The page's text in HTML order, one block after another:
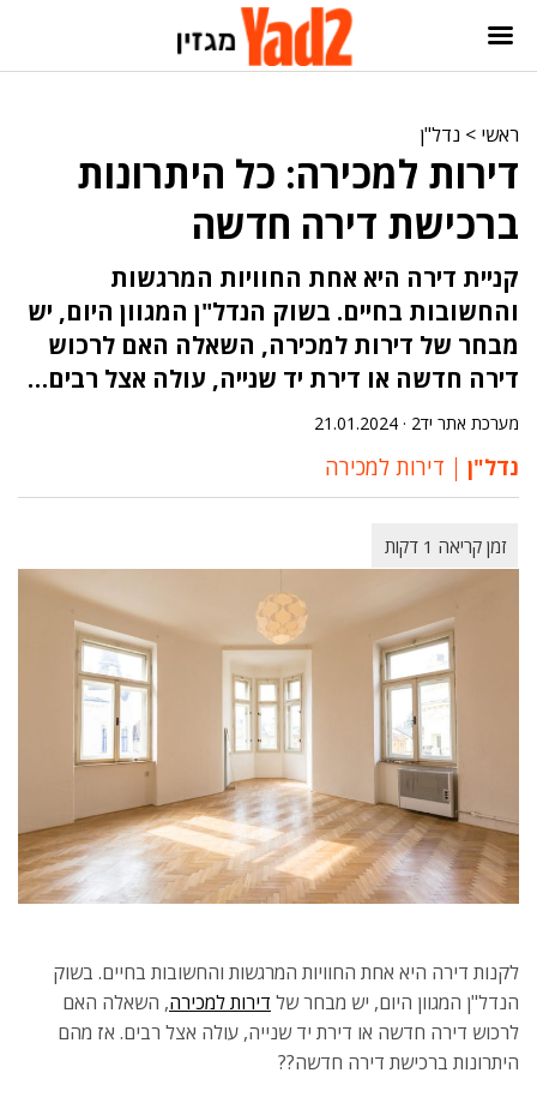
ראשי > נדל"ן
דירות למכירה: כל היתרונות
ברכישת דירה חדשה
קניית דירה היא אחת החוויות המרגשות
והחשובות בחיים. בשוק הנדל"ן המגוון היום, יש
מבחר של דירות למכירה, השאלה האם לרכוש
דירה חדשה או דירת יד שנייה, עולה אצל רבים…
מערכת אתר יד2 · 21.01.2024
נדל"ן דירות למכירה
לקנות דירה היא אחת החוויות המרגשות והחשובות בחיים. בשוק
הנדל"ן המגוון היום, יש מבחר של דירות למכירה, השאלה האם
לרכוש דירה חדשה או דירת יד שנייה, עולה אצל רבים. אז מהם
היתרונות ברכישת דירה חדשה??